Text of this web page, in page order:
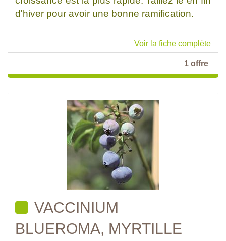
d'hiver pour avoir une bonne ramification.
Voir la fiche complète
1 offre
VACCINIUM
BLUEROMA, MYRTILLE